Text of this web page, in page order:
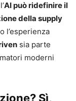
AI può ridefinire il
della supply
l’esperienza
sia parte
moderni
Sì,